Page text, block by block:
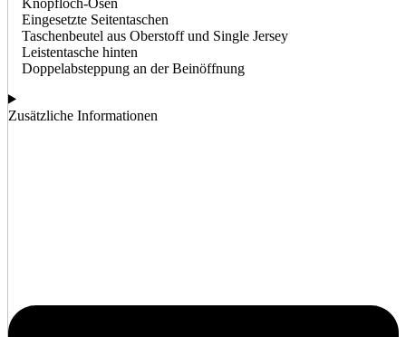
Eingesetzte Seitentaschen
Taschenbeutel aus Oberstoff und Single Jersey
Leistentasche hinten
Doppelabsteppung an der Beinöffnung
Zusätzliche Informationen